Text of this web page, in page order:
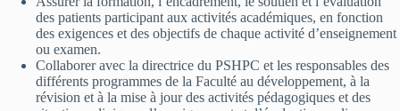
des patients participant aux activités académiques, en fonction
des exigences et des objectifs de chaque activité d’enseignement
ou examen.
Collaborer avec la directrice du PSHPC et les responsables des
différents programmes de la Faculté au développement, à la
révision et à la mise à jour des activités pédagogiques et des